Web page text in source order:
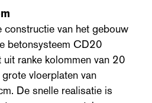
constructie van het gebouw
betonsysteem CD20
ranke kolommen van 20
vloerplaten van
De snelle realisatie is